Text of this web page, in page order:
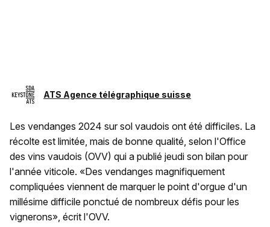
ATS Agence télégraphique suisse
Les vendanges 2024 sur sol vaudois ont été difficiles. La
récolte est limitée, mais de bonne qualité, selon l'Office
des vins vaudois (OVV) qui a publié jeudi son bilan pour
l'année viticole. «Des vendanges magnifiquement
compliquées viennent de marquer le point d'orgue d'un
millésime difficile ponctué de nombreux défis pour les
vignerons», écrit l'OVV.